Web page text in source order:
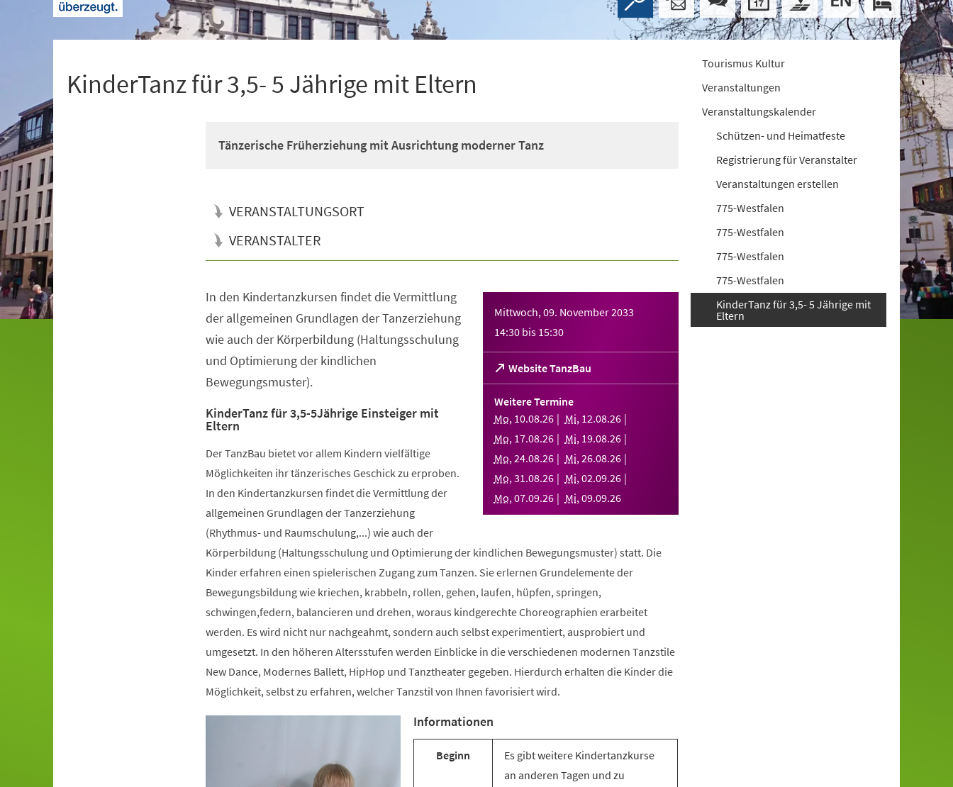
KinderTanz für 3,5- 5 Jährige mit Eltern
Tänzerische Früherziehung mit Ausrichtung moderner Tanz
VERANSTALTUNGSORT
VERANSTALTER
Mittwoch, 09. November 2033
14:30 bis 15:30
Website TanzBau
(Öffnet
in
einem
Tab)
Weitere Termine
Mo, 10.08.26 Mi, 12.08.26
Mo, 17.08.26 Mi, 19.08.26
Mo,24.08.26 Mi,26.08.26
Mo,31.08.26 Mi,02.09.26
Mo,07.09.26 Mi,09.09.26
In den Kindertanzkursen findet die Vermittlung
der allgemeinen Grundlagen der Tanzerziehung
wie auch der Körperbildung (Haltungsschulung
und Optimierung der kindlichen
Bewegungsmuster).
KinderTanz für 3,5-5Jährige Einsteiger mit
Eltern
Der TanzBau bietet vor allem Kindern vielfältige
Möglichkeiten ihr tänzerisches Geschick zu erproben.
In den Kindertanzkursen findet die Vermittlung der
allgemeinen Grundlagen der Tanzerziehung
(Rhythmus- und Raumschulung,...) wie auch der
Körperbildung (Haltungsschulung und Optimierung der kindlichen Bewegungsmuster) statt. Die
Kinder erfahren einen spielerischen Zugang zum Tanzen. Sie erlernen Grundelemente der
Bewegungsbildung wie kriechen, krabbeln, rollen, gehen, laufen, hüpfen, springen,
schwingen,federn, balancieren und drehen, woraus kindgerechte Choreographien erarbeitet
werden. Es wird nicht nur nachgeahmt, sondern auch selbst experimentiert, ausprobiert und
umgesetzt. In den höheren Altersstufen werden Einblicke in die verschiedenen modernen Tanzstile
New Dance, Modernes Ballett, HipHop und Tanztheater gegeben. Hierdurch erhalten die Kinder die
Möglichkeit, selbst zu erfahren, welcher Tanzstil von Ihnen favorisiert wird.
Informationen
Beginn
Es gibt weitere Kindertanzkurse
an anderen Tagen und zu
Tourismus Kultur
Veranstaltungen
Veranstaltungskalender
Schützen- und Heimatfeste
Registrierung für Veranstalter
Veranstaltungen erstellen
775-Westfalen
775-Westfalen
775-Westfalen
775-Westfalen
KinderTanz für 3,5- 5 Jährige mit
Eltern